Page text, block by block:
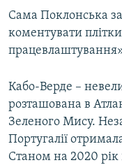
Сама Поклонська
коментувати
Кабо-Верде –
розташована в
Зеленого Мису.
Португалії
Станом на 2020